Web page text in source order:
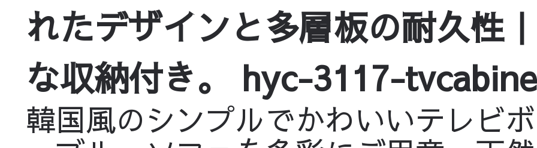
れたデザインと多層板の耐久性
な収納付き。 hyc-3117-
韓国風のシンプルでかわいいテレビ